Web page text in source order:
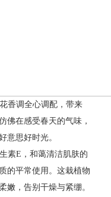
香调全心调配，带来
佛在感受春天的气味，
意思好时光。
素E，和蔼清洁肌肤的
的平常使用。这栽植物
嫩，告别干燥与紧绷。